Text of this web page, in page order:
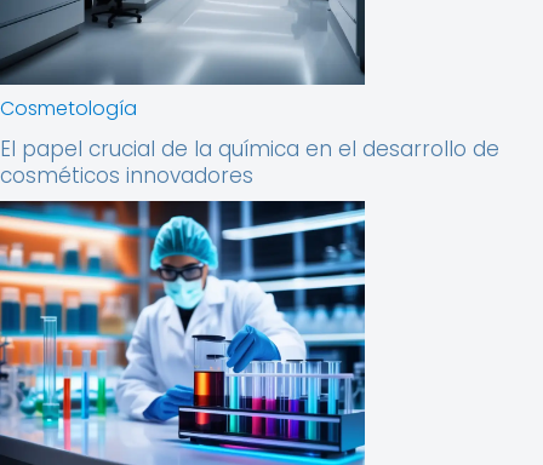
Cosmetología
El papel crucial de la química en el desarrollo de
cosméticos innovadores